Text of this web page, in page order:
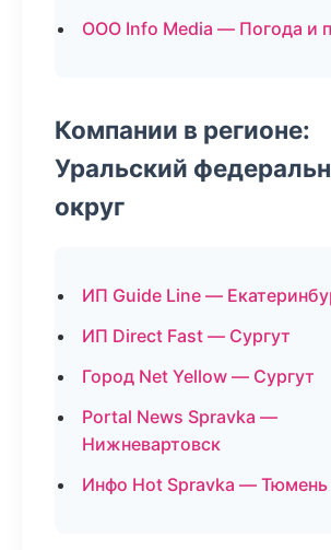
ООО Info Media — Погода и
Компании в регионе:
Уральский
округ
ИП Guide Line —
ИП Direct Fast — Сургут
Город Net Yellow — Сургут
Portal News Spravka —
Нижневартовск
Инфо Hot Spravka — Тюмень